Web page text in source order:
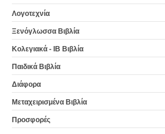
Λογοτεχνία
Ξενόγλωσσα Βιβλία
Κολεγιακά - IB Βιβλία
Παιδικά Βιβλία
Διάφορα
Μεταχειρισμένα Βιβλία
Προσφορές